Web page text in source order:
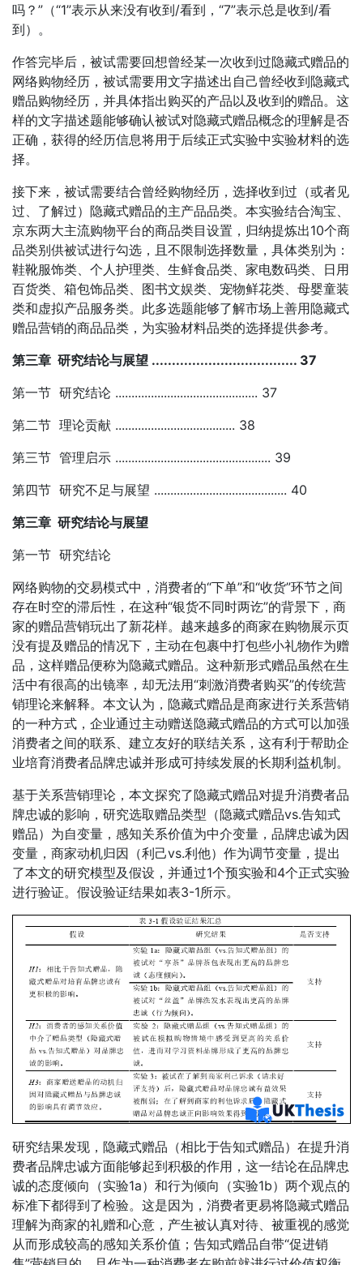
吗？”（“1”表示从来没有收到/看到，“7”表示总是收到/看
到）。
作答完毕后，被试需要回想曾经某一次收到过隐藏式赠品的
网络购物经历，被试需要用文字描述出自己曾经收到隐藏式
赠品购物经历，并具体指出购买的产品以及收到的赠品。这
样的文字描述题能够确认被试对隐藏式赠品概念的理解是否
正确，获得的经历信息将用于后续正式实验中实验材料的选
择。
接下来，被试需要结合曾经购物经历，选择收到过（或者见
过、了解过）隐藏式赠品的主产品品类。本实验结合淘宝、
京东两大主流购物平台的商品类目设置，归纳提炼出10个商
品类别供被试进行勾选，且不限制选择数量，具体类别为：
鞋靴服饰类、个人护理类、生鲜食品类、家电数码类、日用
百货类、箱包饰品类、图书文娱类、宠物鲜花类、母婴童装
类和虚拟产品服务类。此多选题能够了解市场上善用隐藏式
赠品营销的商品品类，为实验材料品类的选择提供参考。
第三章 研究结论与展望 .................................... 37
第一节 研究结论 ............................................ 37
第二节 理论贡献 ..................................... 38
第三节 管理启示 ................................................ 39
第四节 研究不足与展望 ......................................... 40
第三章 研究结论与展望
第一节 研究结论
网络购物的交易模式中，消费者的“下单”和“收货”环节之间
存在时空的滞后性，在这种“银货不同时两讫”的背景下，商
家的赠品营销玩出了新花样。越来越多的商家在购物展示页
没有提及赠品的情况下，主动在包裹中打包些小礼物作为赠
品，这样赠品便称为隐藏式赠品。这种新形式赠品虽然在生
活中有很高的出镜率，却无法用“刺激消费者购买”的传统营
销理论来解释。本文认为，隐藏式赠品是商家进行关系营销
的一种方式，企业通过主动赠送隐藏式赠品的方式可以加强
消费者之间的联系、建立友好的联结关系，这有利于帮助企
业培育消费者品牌忠诚并形成可持续发展的长期利益机制。
基于关系营销理论，本文探究了隐藏式赠品对提升消费者品
牌忠诚的影响，研究选取赠品类型（隐藏式赠品vs.告知式
赠品）为自变量，感知关系价值为中介变量，品牌忠诚为因
变量，商家动机归因（利己vs.利他）作为调节变量，提出
了本文的研究模型及假设，并通过1个预实验和4个正式实验
进行验证。假设验证结果如表3-1所示。
研究结果发现，隐藏式赠品（相比于告知式赠品）在提升消
费者品牌忠诚方面能够起到积极的作用，这一结论在品牌忠
诚的态度倾向（实验1a）和行为倾向（实验1b）两个观点的
标准下都得到了检验。这是因为，消费者更易将隐藏式赠品
理解为商家的礼赠和心意，产生被认真对待、被重视的感觉
从而形成较高的感知关系价值；告知式赠品自带“促进销